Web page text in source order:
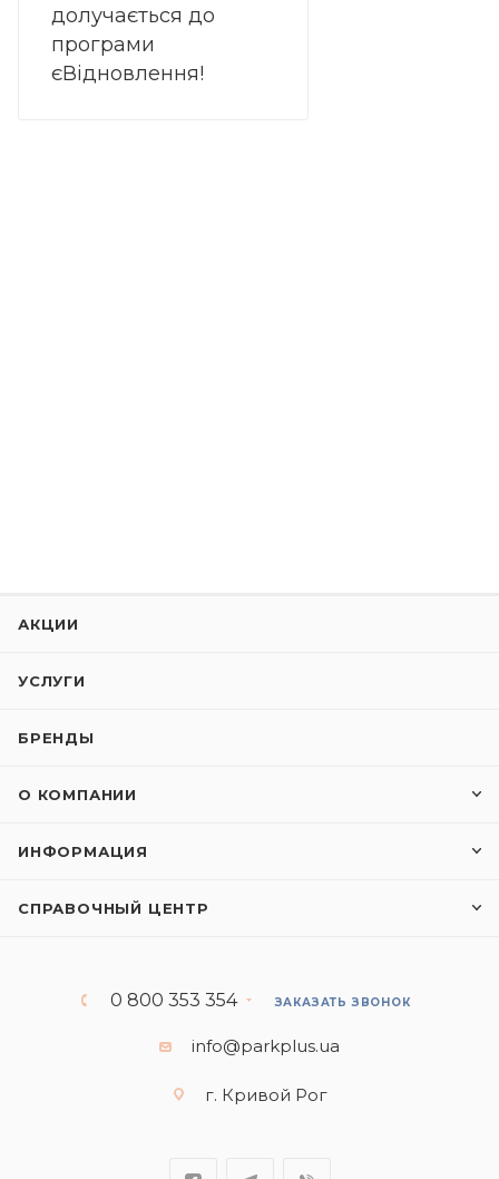
долучається до
програми
єВідновлення!
АКЦИИ
УСЛУГИ
БРЕНДЫ
О КОМПАНИИ
ИНФОРМАЦИЯ
СПРАВОЧНЫЙ ЦЕНТР
0 800 353 354 ЗАКАЗАТЬ ЗВОНОК
info@parkplus.ua
г. Кривой Рог